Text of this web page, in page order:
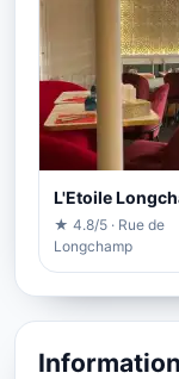
L'Etoile
★ 4.8/5 · Rue de
Longchamp